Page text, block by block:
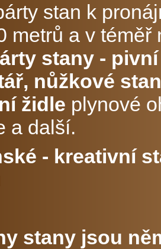
stan k
metrů a v
stany -
nůžkové
židle plynové
a další.
- kreativní
stany jsou